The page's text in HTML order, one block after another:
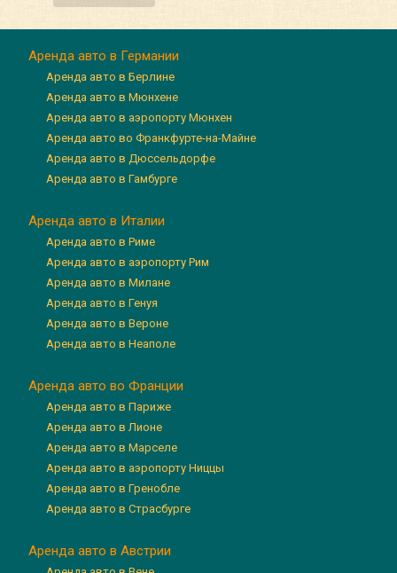
Аренда авто в Германии
Аренда авто в Берлине
Аренда авто в Мюнхене
Аренда авто в аэропорту Мюнхен
Аренда авто во Франкфурте-на-Майне
Аренда авто в Дюссельдорфе
Аренда авто в Гамбурге
Аренда авто в Италии
Аренда авто в Риме
Аренда авто в аэропорту Рим
Аренда авто в Милане
Аренда авто в Генуя
Аренда авто в Вероне
Аренда авто в Неаполе
Аренда авто во Франции
Аренда авто в Париже
Аренда авто в Лионе
Аренда авто в Марселе
Аренда авто в аэропорту Ниццы
Аренда авто в Гренобле
Аренда авто в Страсбурге
Аренда авто в Австрии